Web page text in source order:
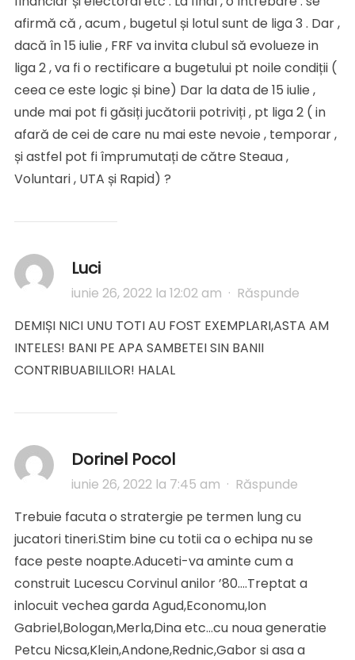
afirmă că , acum , bugetul și lotul sunt de liga 3 . Dar ,
dacă în 15 iulie , FRF va invita clubul să evolueze in
liga 2 , va fi o rectificare a bugetului pt noile condiții (
ceea ce este logic și bine) Dar la data de 15 iulie ,
unde mai pot fi găsiți jucătorii potriviți , pt liga 2 ( in
afară de cei de care nu mai este nevoie , temporar ,
și astfel pot fi împrumutați de către Steaua ,
Voluntari , UTA și Rapid) ?
Luci
iunie 26, 2022 la 12:02 am · Răspunde
DEMIȘI NICI UNU TOTI AU FOST EXEMPLARI,ASTA AM
INTELES! BANI PE APA SAMBETEI SIN BANII
CONTRIBUABILILOR! HALAL
Dorinel Pocol
iunie 26, 2022 la 7:45 am · Răspunde
Trebuie facuta o stratergie pe termen lung cu
jucatori tineri.Stim bine cu totii ca o echipa nu se
face peste noapte.Aduceti-va aminte cum a
construit Lucescu Corvinul anilor ’80….Treptat a
inlocuit vechea garda Agud,Economu,Ion
Gabriel,Bologan,Merla,Dina etc…cu noua generatie
Petcu Nicsa,Klein,Andone,Rednic,Gabor si asa a